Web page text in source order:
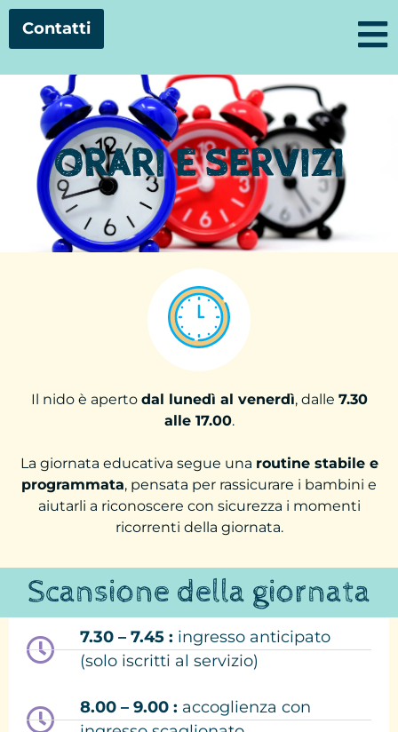
Contatti
ORARI E SERVIZI
Il nido è aperto dal lunedì al venerdì, dalle 7.30
alle 17.00.
La giornata educativa segue una routine stabile e
programmata, pensata per rassicurare i bambini e
aiutarli a riconoscere con sicurezza i momenti
ricorrenti della giornata.
Scansione della giornata
7.30 – 7.45 : ingresso anticipato
(solo iscritti al servizio)
8.00 – 9.00 : accoglienza con